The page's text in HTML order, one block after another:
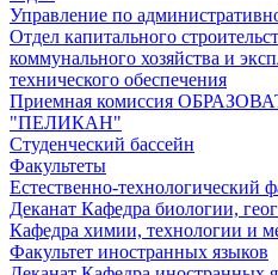
Управление по
Отдел капитального
коммунального хозяйства и
технического обеспечения
Приемная комиссия
"ПЕЛИКАН"
Студенческий бассейн
Факультеты
Естественно-технологический
Деканат Кафедра биологии,
Кафедра химии, технологии и
Факультет иностранных языков